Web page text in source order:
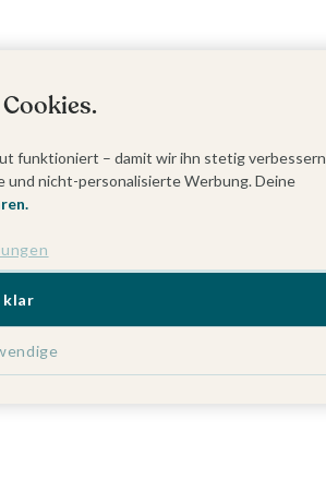
funktioniert – damit wir ihn stetig verbessern
und nicht-personalisierte Werbung. Deine
klar